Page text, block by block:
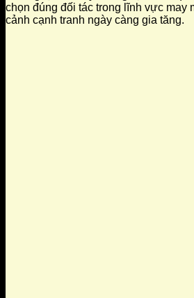
chọn đúng đối tác trong lĩnh vực may
cảnh cạnh tranh ngày càng gia tăng.